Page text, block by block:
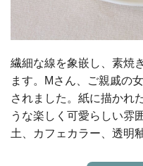
繊細な線を象嵌し、素焼
ます。Mさん、ご親戚の
されました。紙に描かれ
うな楽しく可愛らしい雰
土、カフェカラー、透明